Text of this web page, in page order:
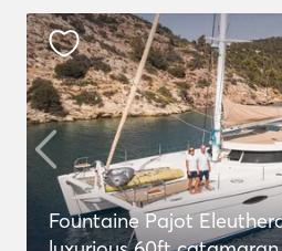
Fountaine Pajot